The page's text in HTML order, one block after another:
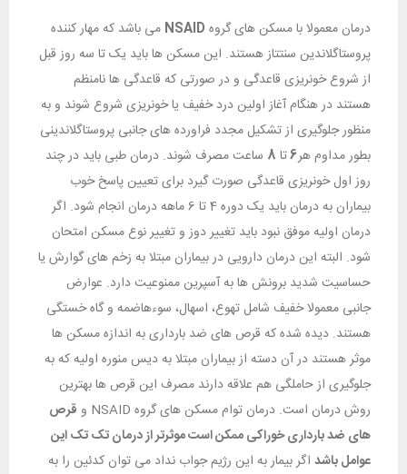
درمان معمولا با مسکن های گروه NSAID می باشد که مهار کننده
پروستاگلاندین سنتتاز هستند. این مسکن ها باید یک تا سه روز قبل
از شروع خونریزی قاعدگی و در صورتی که قاعدگی ها نامنظم
هستند در هنگام آغاز اولین درد خفیف یا خونریزی شروع شوند و به
منظور جلوگیری از تشکیل مجدد فراورده های جانبی پروستاگلاندینی
بطور مداوم هر6تا 8 ساعت مصرف شوند. درمان طبی باید در چند
روز اول خونریزی قاعدگی صورت گیرد برای تعیین پاسخ خوب
بیماران به درمان باید یک دوره 4 تا 6 ماهه درمان انجام شود. اگر
درمان اولیه موفق نبود باید تغییر دوز و تغییر نوع مسکن امتحان
شود. البته این درمان دارویی در بیماران مبتلا به زخم های گوارش یا
حساسیت شدید برونش ها به آسپرین ممنوعیت دارد. عوارض
جانبی معمولا خفیف شامل تهوع، اسهال، سوءهاضمه و گاه خستگی
هستند. دیده شده که قرص های ضد بارداری به اندازه مسکن ها
موثر هستند در آن دسته از بیماران مبتلا به دیس منوره اولیه که به
جلوگیری از حاملگی هم علاقه دارند مصرف این قرص ها بهترین
روش درمان است. درمان توام مسکن های گروه NSAID و
قرص
های ضد بارداری خوراکی ممکن است موثرتر از درمان تک تک این
عوامل باشد اگر بیمار به این رژیم جواب نداد می توان کدئین را به